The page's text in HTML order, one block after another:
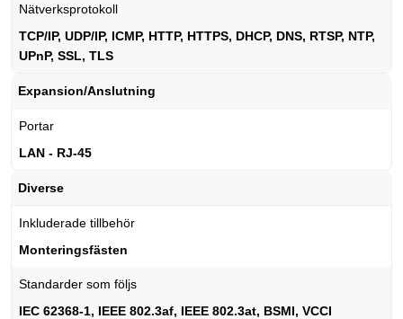
Nätverksprotokoll
TCP/IP, UDP/IP, ICMP, HTTP, HTTPS, DHCP, DNS, RTSP, NTP,
UPnP, SSL, TLS
Expansion/Anslutning
Portar
LAN - RJ-45
Diverse
Inkluderade tillbehör
Monteringsfästen
Standarder som följs
IEC 62368-1, IEEE 802.3af, IEEE 802.3at, BSMI, VCCI